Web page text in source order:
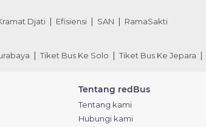
Djati Efisiensi SAN RamaSakti
Tiket Bus Ke Solo Tiket Bus Ke Jepara
Tentang redBus
Tentang kami
Hubungi kami